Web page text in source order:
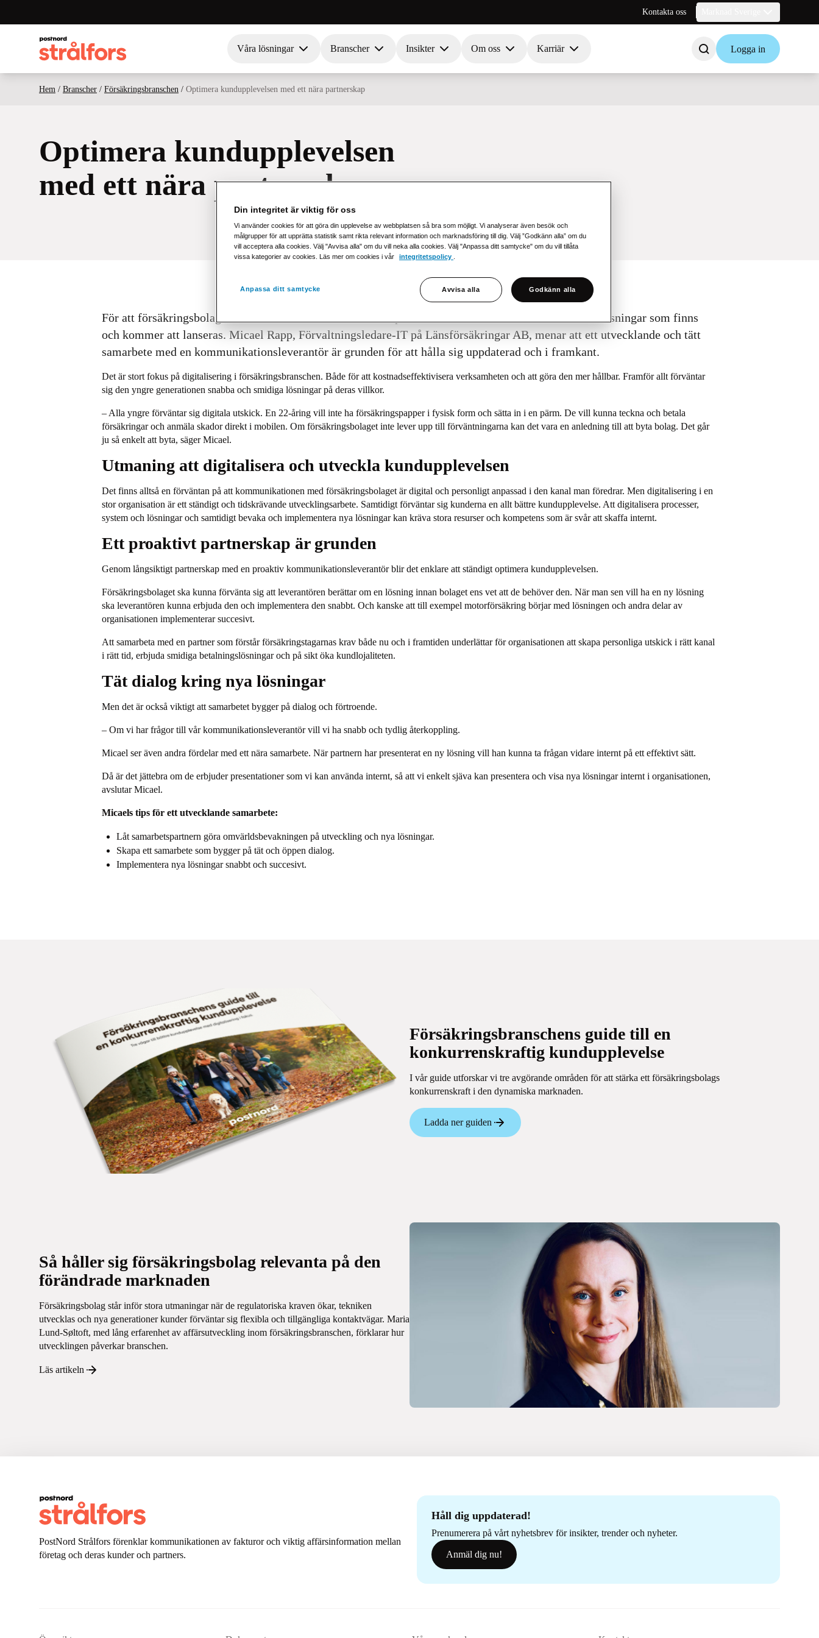
Kontakta oss
Våra lösningar Branscher Insikter Om oss Karriär Logga in
Hem / Branscher / Försäkringsbranschen / Optimera kundupplevelsen med ett nära partnerskap
Optimera kundupplevelsen
med ett nära partnerskap
För att försäkringsbolag ska kunna möta sina kunders krav på kommunikation behöver de veta vilka lösningar som finns
och kommer att lanseras. Micael Rapp, Förvaltningsledare-IT på Länsförsäkringar AB, menar att ett utvecklande och tätt
samarbete med en kommunikationsleverantör är grunden för att hålla sig uppdaterad och i framkant.
Det är stort fokus på digitalisering i försäkringsbranschen. Både för att kostnadseffektivisera verksamheten och att göra den mer hållbar. Framför allt förväntar
sig den yngre generationen snabba och smidiga lösningar på deras villkor.
– Alla yngre förväntar sig digitala utskick. En 22-åring vill inte ha försäkringspapper i fysisk form och sätta in i en pärm. De vill kunna teckna och betala
försäkringar och anmäla skador direkt i mobilen. Om försäkringsbolaget inte lever upp till förväntningarna kan det vara en anledning till att byta bolag. Det går
ju så enkelt att byta, säger Micael.
Utmaning att digitalisera och utveckla kundupplevelsen
Det finns alltså en förväntan på att kommunikationen med försäkringsbolaget är digital och personligt anpassad i den kanal man föredrar. Men digitalisering i en
stor organisation är ett ständigt och tidskrävande utvecklingsarbete. Samtidigt förväntar sig kunderna en allt bättre kundupplevelse. Att digitalisera processer,
system och lösningar och samtidigt bevaka och implementera nya lösningar kan kräva stora resurser och kompetens som är svår att skaffa internt.
Ett proaktivt partnerskap är grunden
Genom långsiktigt partnerskap med en proaktiv kommunikationsleverantör blir det enklare att ständigt optimera kundupplevelsen.
Försäkringsbolaget ska kunna förvänta sig att leverantören berättar om en lösning innan bolaget ens vet att de behöver den. När man sen vill ha en ny lösning
ska leverantören kunna erbjuda den och implementera den snabbt. Och kanske att till exempel motorförsäkring börjar med lösningen och andra delar av
organisationen implementerar succesivt.
Att samarbeta med en partner som förstår försäkringstagarnas krav både nu och i framtiden underlättar för organisationen att skapa personliga utskick i rätt kanal
i rätt tid, erbjuda smidiga betalningslösningar och på sikt öka kundlojaliteten.
Tät dialog kring nya lösningar
Men det är också viktigt att samarbetet bygger på dialog och förtroende.
– Om vi har frågor till vår kommunikationsleverantör vill vi ha snabb och tydlig återkoppling.
Micael ser även andra fördelar med ett nära samarbete. När partnern har presenterat en ny lösning vill han kunna ta frågan vidare internt på ett effektivt sätt.
Då är det jättebra om de erbjuder presentationer som vi kan använda internt, så att vi enkelt sjäva kan presentera och visa nya lösningar internt i organisationen,
avslutar Micael.
Micaels tips för ett utvecklande samarbete:
Låt samarbetspartnern göra omvärldsbevakningen på utveckling och nya lösningar.
Skapa ett samarbete som bygger på tät och öppen dialog.
Implementera nya lösningar snabbt och succesivt.
Försäkringsbranschens guide till en
konkurrenskraftig kundupplevelse
I vår guide utforskar vi tre avgörande områden för att stärka ett försäkringsbolags
konkurrenskraft i den dynamiska marknaden.
Ladda ner guiden
Så håller sig försäkringsbolag relevanta på den
förändrade marknaden
Försäkringsbolag står inför stora utmaningar när de regulatoriska kraven ökar, tekniken
utvecklas och nya generationer kunder förväntar sig flexibla och tillgängliga kontaktvägar. Maria
Lund-Søltoft, med lång erfarenhet av affärsutveckling inom försäkringsbranschen, förklarar hur
utvecklingen påverkar branschen.
Läs artikeln
PostNord Strålfors förenklar kommunikationen av fakturor och viktig affärsinformation mellan
företag och deras kunder och partners.
Håll dig uppdaterad!
Prenumerera på vårt nyhetsbrev för insikter, trender och nyheter.
Anmäl dig nu!
Din integritet är viktig för oss
Vi använder cookies för att göra din upplevelse av webbplatsen så bra som möjligt. Vi analyserar även besök och
målgrupper för att upprätta statistik samt rikta relevant information och marknadsföring till dig. Välj ”Godkänn alla” om du
vill acceptera alla cookies. Välj "Avvisa alla" om du vill neka alla cookies. Välj "Anpassa ditt samtycke" om du vill tillåta
vissa kategorier av cookies. Läs mer om cookies i vår
integritetspolicy
Anpassa ditt samtycke Avvisa alla Godkänn alla